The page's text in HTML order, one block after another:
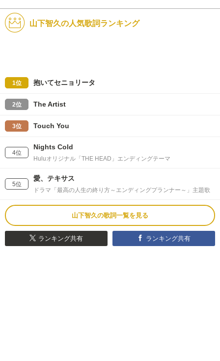
山下智久の人気歌詞ランキング
1位 抱いてセニョリータ
2位 The Artist
3位 Touch You
4位
Nights Cold
Huluオリジナル「THE HEAD」エンディングテーマ
5位
愛、テキサス
ドラマ「最高の人生の終り方～エンディングプランナー～」主題歌
山下智久の歌詞一覧を見る
ランキング共有 ランキング共有